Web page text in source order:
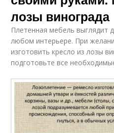
Плетения из лозы
Лозы к плетению
лозы винограда
Плетенная мебель выглядит
любом интерьере. При
изготовить кресло из лозы
подготовьте все